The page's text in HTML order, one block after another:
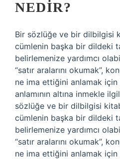
NEDIR?
Bir sözlüğe ve bir dilbilgisi
cümlenin başka bir dildeki
belirlemenize yardımcı
“satır aralarını okumak”,
ne ima ettiğini anlamak
anlamının altına inmekle
sözlüğe ve bir dilbilgisi
cümlenin başka bir dildeki
belirlemenize yardımcı
“satır aralarını okumak”,
ne ima ettiğini anlamak